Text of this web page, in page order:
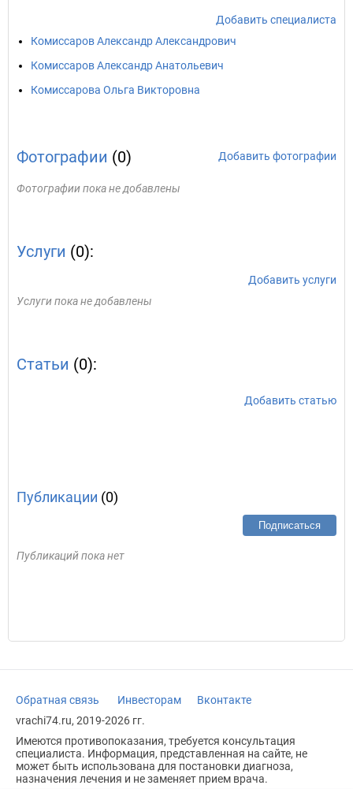
Добавить специалиста
Комиссаров Александр Александрович
Комиссаров Александр Анатольевич
Комиссарова Ольга Викторовна
Фотографии (0) Добавить фотографии
Фотографии пока не добавлены
Услуги (0):
Добавить услуги
Услуги пока не добавлены
Статьи (0):
Добавить статью
Публикации (0)
Подписаться
Публикаций пока нет
Обратная связь Инвесторам
Вконтакте
vrachi74.ru, 2019-2026 гг.
Имеются противопоказания, требуется консультация
специалиста. Информация, представленная на сайте, не
может быть использована для постановки диагноза,
назначения лечения и не заменяет прием врача.